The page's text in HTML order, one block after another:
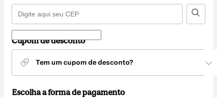
Cupom de desconto
Tem um cupom de desconto?
Escolha a forma de pagamento